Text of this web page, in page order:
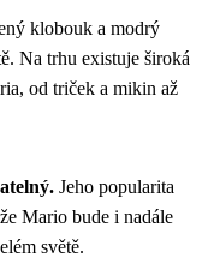
klobouk a modrý
Na trhu existuje široká
od triček a mikin až
Jeho popularita
Mario bude i nadále
světě.